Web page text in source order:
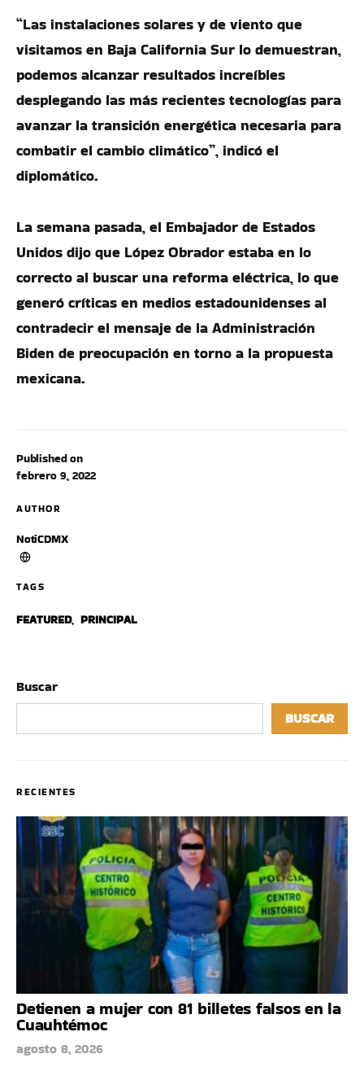
Published on
febrero 9, 2022
AUTHOR
NotiCDMX
TAGS
FEATURED, PRINCIPAL
“Las instalaciones solares y de viento que
visitamos en Baja California Sur lo demuestran,
podemos alcanzar resultados increíbles
desplegando las más recientes tecnologías para
avanzar la transición energética necesaria para
combatir el cambio climático”, indicó el
diplomático.
La semana pasada, el Embajador de Estados
Unidos dijo que López Obrador estaba en lo
correcto al buscar una reforma eléctrica, lo que
generó críticas en medios estadounidenses al
contradecir el mensaje de la Administración
Biden de preocupación en torno a la propuesta
mexicana.
Buscar
BUSCAR
RECIENTES
Detienen a mujer con 81 billetes falsos en la
Cuauhtémoc
agosto 8, 2026